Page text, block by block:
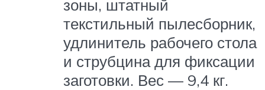
зоны, штатный
текстильный пылесборник,
удлинитель рабочего стола
и струбцина для фиксации
заготовки. Вес — 9,4 кг.